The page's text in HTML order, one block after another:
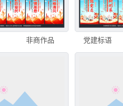
非商作品 党建标语